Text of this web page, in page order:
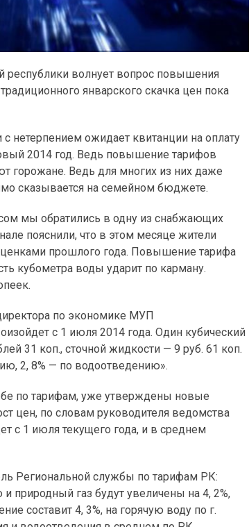
республики волнует вопрос повышения
январского скачка цен пока
нетерпением ожидает квитанции на оплату
2014 год. Ведь повышение тарифов
горожане. Ведь для многих из них даже
сказывается на семейном бюджете.
мы обратились в одну из снабжающих
пояснили, что в этом месяце жители
прошлого года. Повышение тарифа
кубометра воды ударит по карману.
по экономике МУП
с 1 июля 2014 года. Один кубический
31 коп., сточной жидкости — 9 руб. 61 коп.
2, 8% — по водоотведению».
по тарифам, уже утверждены новые
цен, по словам руководителя ведомства
с 1 июля текущего года, и в среднем
Региональной службы по тарифам РК:
природный газ будут увеличены на 4, 2%,
составит 4, 3%, на горячую воду по г.